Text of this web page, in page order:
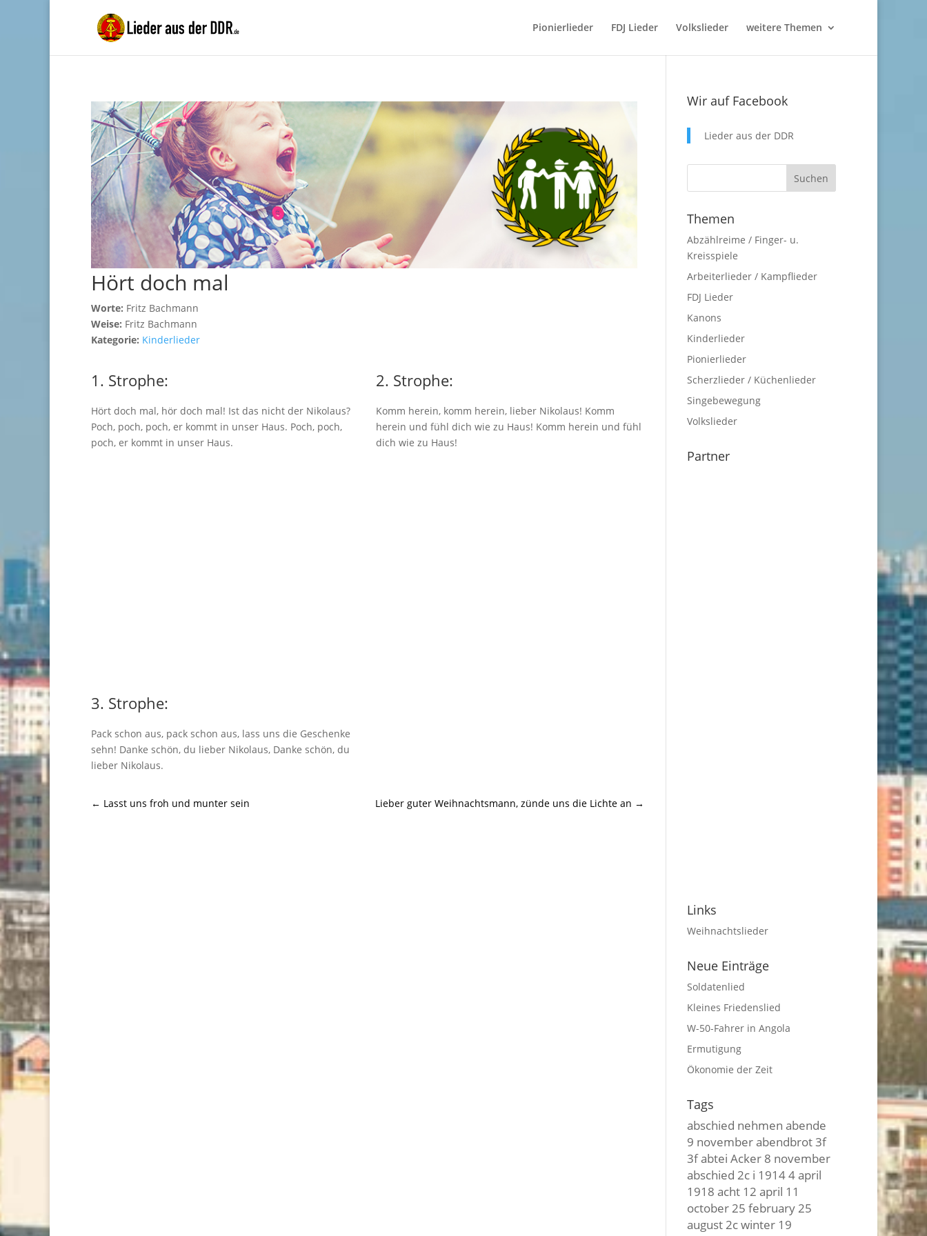
Pionierlieder FDJ Lieder Volkslieder weitere Themen
Hört doch mal
Worte: Fritz Bachmann
Weise: Fritz Bachmann
Kategorie: Kinderlieder
1. Strophe:
Hört doch mal, hör doch mal! Ist das nicht der Nikolaus?
Poch, poch, poch, er kommt in unser Haus. Poch, poch,
poch, er kommt in unser Haus.
2. Strophe:
Komm herein, komm herein, lieber Nikolaus! Komm
herein und fühl dich wie zu Haus! Komm herein und fühl
dich wie zu Haus!
3. Strophe:
Pack schon aus, pack schon aus, lass uns die Geschenke
sehn! Danke schön, du lieber Nikolaus, Danke schön, du
lieber Nikolaus.
← Lasst uns froh und munter sein Lieber guter Weihnachtsmann, zünde uns die Lichte an →
Wir auf Facebook
Lieder aus der DDR
Themen
Abzählreime / Finger- u.
Kreisspiele
Arbeiterlieder / Kampflieder
FDJ Lieder
Kanons
Kinderlieder
Pionierlieder
Scherzlieder / Küchenlieder
Singebewegung
Volkslieder
Partner
Links
Weihnachtslieder
Neue Einträge
Soldatenlied
Kleines Friedenslied
W-50-Fahrer in Angola
Ermutigung
Ökonomie der Zeit
Tags
abschied nehmen abende
9 novemberabendbrot3f
3fabtei Acker 8 november
abschied 2c i 19144 april
1918 acht 12 april 11
october25 february25
august2c winter 19